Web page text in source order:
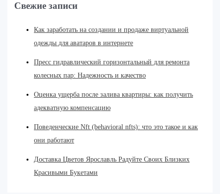
Свежие записи
Как заработать на создании и продаже виртуальной
одежды для аватаров в интернете
Пресс гидравлический горизонтальный для ремонта
колесных пар: Надежность и качество
Оценка ущерба после залива квартиры: как получить
адекватную компенсацию
Поведенческие Nft (behavioral nfts): что это такое и как
они работают
Доставка Цветов Ярославль Радуйте Своих Близких
Красивыми Букетами